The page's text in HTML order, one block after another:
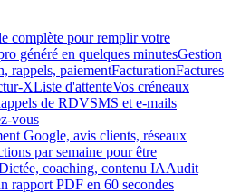
complète pour remplir votre
généré en quelques minutesGestion
rappels, paiementFacturationFactures
XListe d'attenteVos créneaux
de RDVSMS et e-mails
vous
Google, avis clients, réseaux
par semaine pour être
coaching, contenu IAAudit
rapport PDF en 60 secondes